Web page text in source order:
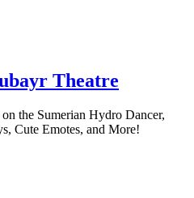
Theatre
the Sumerian Hydro Dancer,
Cute Emotes, and More!